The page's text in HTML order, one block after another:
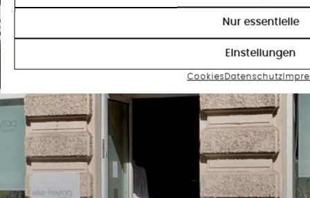
Nur essentielle
Einstellungen
CookiesDatenschutz